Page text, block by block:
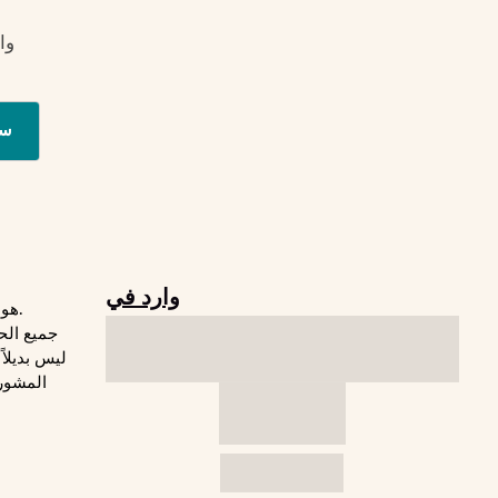
© 2026 Freaktofit هو موقع لياقة بدنية.
جميع
وارد في